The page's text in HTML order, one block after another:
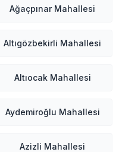
Ağaçpınar Mahallesi
Altıgözbekirli Mahallesi
Altıocak Mahallesi
Aydemiroğlu Mahallesi
Azizli Mahallesi